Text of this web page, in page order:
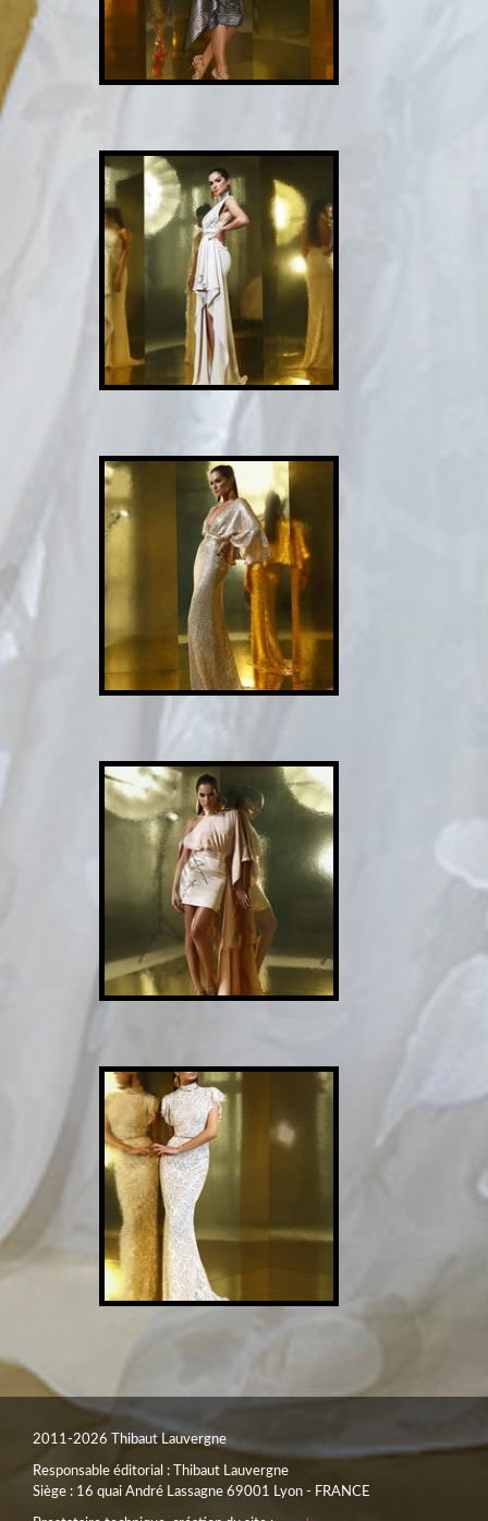
2011-2026 Thibaut Lauvergne
Responsable éditorial : Thibaut Lauvergne
Siège : 16 quai André Lassagne 69001 Lyon - FRANCE